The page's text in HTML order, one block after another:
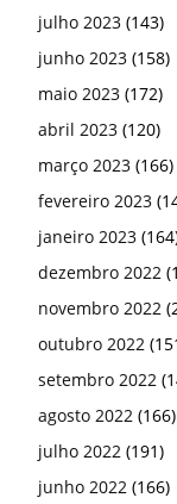
julho 2023 (143)
junho 2023 (158)
maio 2023 (172)
abril 2023 (120)
março 2023 (166)
fevereiro 2023
janeiro 2023
dezembro 2022
novembro 2022
outubro 2022
setembro 2022
agosto 2022 (166)
julho 2022 (191)
junho 2022 (166)